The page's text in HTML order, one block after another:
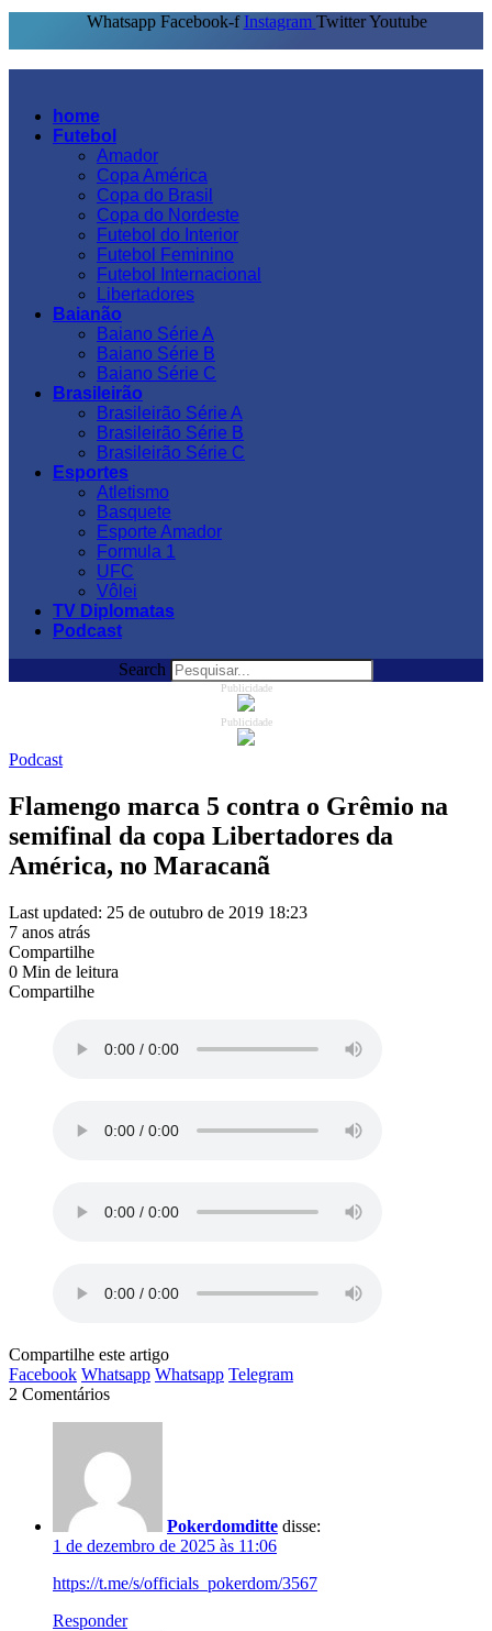
Whatsapp Facebook-f Instagram Twitter Youtube
home
Futebol
Amador
Copa América
Copa do Brasil
Copa do Nordeste
Futebol do Interior
Futebol Feminino
Futebol Internacional
Libertadores
Baianão
Baiano Série A
Baiano Série B
Baiano Série C
Brasileirão
Brasileirão Série A
Brasileirão Série B
Brasileirão Série C
Esportes
Atletismo
Basquete
Esporte Amador
Formula 1
UFC
Vôlei
TV Diplomatas
Podcast
Search
Publicidade
Publicidade
Podcast
Flamengo marca 5 contra o Grêmio na
semifinal da copa Libertadores da
América, no Maracanã
Last updated: 25 de outubro de 2019 18:23
7 anos atrás
Compartilhe
0 Min de leitura
Compartilhe
Compartilhe este artigo
Facebook Whatsapp Whatsapp Telegram
2 Comentários
Pokerdomditte disse:
1 de dezembro de 2025 às 11:06
https://t.me/s/officials_pokerdom/3567
Responder